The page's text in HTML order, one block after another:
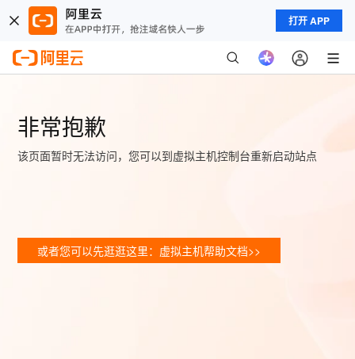
打开 APP
非常抱歉
该页面暂时无法访问，您可以到虚拟主机控制台重新启动站点
或者您可以先逛逛这里：虚拟主机帮助文档>>